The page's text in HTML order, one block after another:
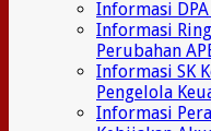
Informasi DPA
Informasi
Perubahan
Informasi SK
Pengelola
Informasi